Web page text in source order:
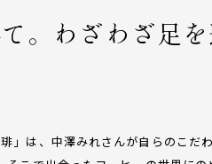
。わざわざ足
」は、中澤みれさんが自らのこだ